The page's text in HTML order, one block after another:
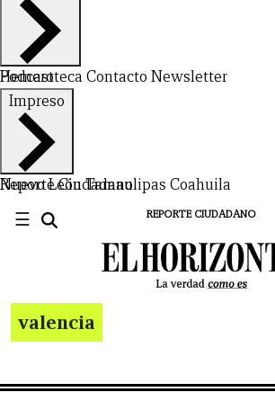
Hemeroteca Contacto Newsletter
Podcast
Impreso
Nuevo LeónTamaulipas Coahuila
Reporte Ciudadano
☰ REPORTE CIUDADANO
valencia